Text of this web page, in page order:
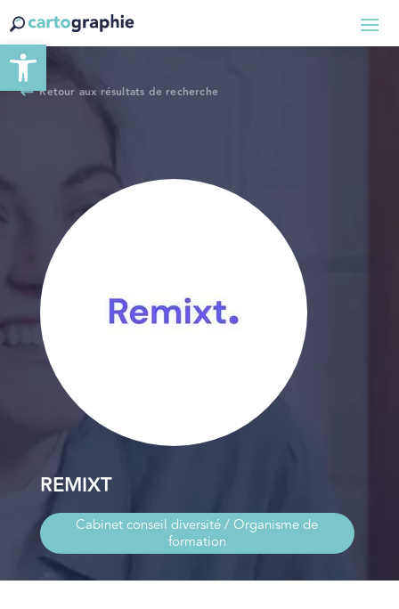
Ouvrir la barre d’outils
Retour aux résultats de recherche
REMIXT
Cabinet conseil diversité / Organisme de
formation